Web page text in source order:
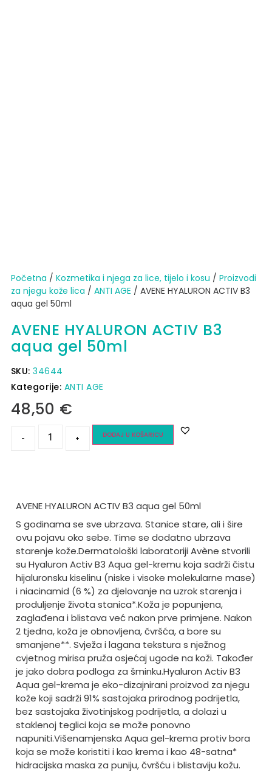
Početna / Kozmetika i njega za lice, tijelo i kosu / Proizvodi
za njegu kože lica / ANTI AGE / AVENE HYALURON ACTIV B3
aqua gel 50ml
AVENE HYALURON ACTIV B3
aqua gel 50ml
SKU:34644
Kategorije: ANTI AGE
48,50 €
- + DODAJ U KOŠARICU
AVENE HYALURON ACTIV B3 aqua gel 50ml
S godinama se sve ubrzava. Stanice stare, ali i šire
ovu pojavu oko sebe. Time se dodatno ubrzava
starenje kože.Dermatološki laboratoriji Avène stvorili
su Hyaluron Activ B3 Aqua gel-kremu koja sadrži čistu
hijaluronsku kiselinu (niske i visoke molekularne mase)
i niacinamid (6 %) za djelovanje na uzrok starenja i
produljenje života stanica*.Koža je popunjena,
zaglađena i blistava već nakon prve primjene. Nakon
2 tjedna, koža je obnovljena, čvršća, a bore su
smanjene**. Svježa i lagana tekstura s nježnog
cvjetnog mirisa pruža osjećaj ugode na koži. Također
je jako dobra podloga za šminku.Hyaluron Activ B3
Aqua gel-krema je eko-dizajnirani proizvod za njegu
kože koji sadrži 91% sastojaka prirodnog podrijetla,
bez sastojaka životinjskog podrijetla, a dolazi u
staklenoj teglici koja se može ponovno
napuniti.Višenamjenska Aqua gel-krema protiv bora
koja se može koristiti i kao krema i kao 48-satna*
hidracijska maska za puniju, čvršću i blistaviju kožu.